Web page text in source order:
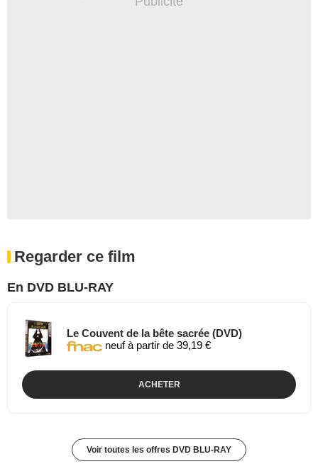
Regarder ce film
En DVD BLU-RAY
Le Couvent de la bête sacrée (DVD)
neuf à partir de 39,19 €
ACHETER
Voir toutes les offres DVD BLU-RAY